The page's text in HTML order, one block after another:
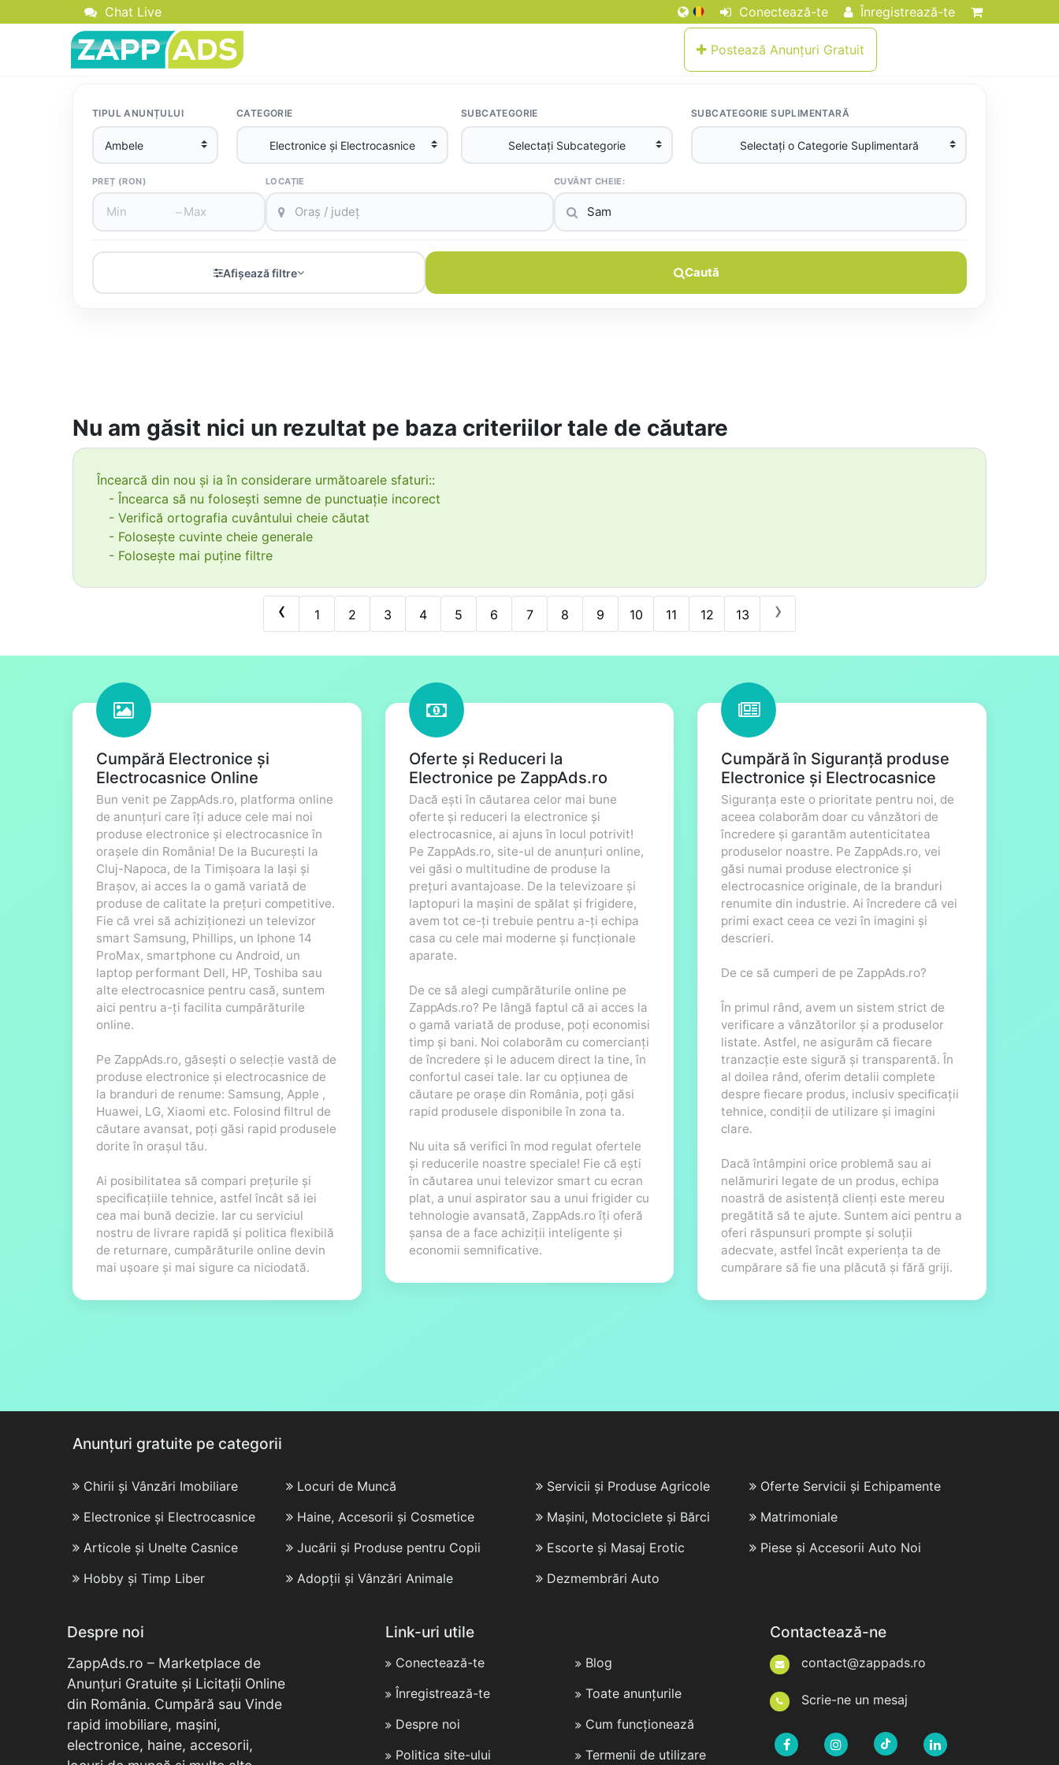
Chat Live Conectează-te Înregistrează-te
Postează Anunțuri Gratuit
TIPUL ANUNȚULUI CATEGORIE SUBCATEGORIE SUBCATEGORIE SUPLIMENTARĂ
PREȚ (RON)
–
LOCAȚIE CUVÂNT CHEIE:
Afișează filtre Caută
Nu am găsit nici un rezultat pe baza criteriilor tale de căutare
Încearcă din nou și ia în considerare următoarele sfaturi::
- Încearca să nu folosești semne de punctuație incorect
- Verifică ortografia cuvântului cheie căutat
- Folosește cuvinte cheie generale
- Folosește mai puține filtre
‹ 1 2 3 4 5 6 7 8 9 10 11 12 13 ›
Cumpără Electronice și
Electrocasnice Online
Bun venit pe ZappAds.ro, platforma online
de anunțuri care îți aduce cele mai noi
produse electronice și electrocasnice în
orașele din România! De la București la
Cluj-Napoca, de la Timișoara la Iași și
Brașov, ai acces la o gamă variată de
produse de calitate la prețuri competitive.
Fie că vrei să achiziționezi un televizor
smart Samsung, Phillips, un Iphone 14
ProMax, smartphone cu Android, un
laptop performant Dell, HP, Toshiba sau
alte electrocasnice pentru casă, suntem
aici pentru a-ți facilita cumpărăturile
online.
Pe ZappAds.ro, găsești o selecție vastă de
produse electronice și electrocasnice de
la branduri de renume: Samsung, Apple ,
Huawei, LG, Xiaomi etc. Folosind filtrul de
căutare avansat, poți găsi rapid produsele
dorite în orașul tău.
Ai posibilitatea să compari prețurile și
specificațiile tehnice, astfel încât să iei
cea mai bună decizie. Iar cu serviciul
nostru de livrare rapidă și politica flexibilă
de returnare, cumpărăturile online devin
mai ușoare și mai sigure ca niciodată.
Oferte și Reduceri la
Electronice pe ZappAds.ro
Dacă ești în căutarea celor mai bune
oferte și reduceri la electronice și
electrocasnice, ai ajuns în locul potrivit!
Pe ZappAds.ro, site-ul de anunțuri online,
vei găsi o multitudine de produse la
prețuri avantajoase. De la televizoare și
laptopuri la mașini de spălat și frigidere,
avem tot ce-ți trebuie pentru a-ți echipa
casa cu cele mai moderne și funcționale
aparate.
De ce să alegi cumpărăturile online pe
ZappAds.ro? Pe lângă faptul că ai acces la
o gamă variată de produse, poți economisi
timp și bani. Noi colaborăm cu comercianți
de încredere și le aducem direct la tine, în
confortul casei tale. Iar cu opțiunea de
căutare pe orașe din România, poți găsi
rapid produsele disponibile în zona ta.
Nu uita să verifici în mod regulat ofertele
și reducerile noastre speciale! Fie că ești
în căutarea unui televizor smart cu ecran
plat, a unui aspirator sau a unui frigider cu
tehnologie avansată, ZappAds.ro îți oferă
șansa de a face achiziții inteligente și
economii semnificative.
Cumpără în Siguranță produse
Electronice și Electrocasnice
Siguranța este o prioritate pentru noi, de
aceea colaborăm doar cu vânzători de
încredere și garantăm autenticitatea
produselor noastre. Pe ZappAds.ro, vei
găsi numai produse electronice și
electrocasnice originale, de la branduri
renumite din industrie. Ai încredere că vei
primi exact ceea ce vezi în imagini și
descrieri.
De ce să cumperi de pe ZappAds.ro?
În primul rând, avem un sistem strict de
verificare a vânzătorilor și a produselor
listate. Astfel, ne asigurăm că fiecare
tranzacție este sigură și transparentă. În
al doilea rând, oferim detalii complete
despre fiecare produs, inclusiv specificații
tehnice, condiții de utilizare și imagini
clare.
Dacă întâmpini orice problemă sau ai
nelămuriri legate de un produs, echipa
noastră de asistență clienți este mereu
pregătită să te ajute. Suntem aici pentru a
oferi răspunsuri prompte și soluții
adecvate, astfel încât experiența ta de
cumpărare să fie una plăcută și fără griji.
Anunțuri gratuite pe categorii
Chirii și Vânzări Imobiliare
Locuri de Muncă
Electronice și Electrocasnice
Haine, Accesorii și Cosmetice
Articole și Unelte Casnice
Jucării și Produse pentru Copii
Hobby și Timp Liber
Adopții și Vânzări Animale
Servicii și Produse Agricole
Oferte Servicii și Echipamente
Mașini, Motociclete și Bărci
Matrimoniale
Escorte și Masaj Erotic
Piese și Accesorii Auto Noi
Dezmembrări Auto
Despre noi
ZappAds.ro – Marketplace de
Anunțuri Gratuite și Licitații Online
din România. Cumpără sau Vinde
rapid imobiliare, mașini,
electronice, haine, accesorii,
Link-uri utile
Conectează-te
Înregistrează-te
Despre noi
Politica site-ului
Blog
Toate anunțurile
Cum funcționează
Termenii de utilizare
Contactează-ne
contact@zappads.ro
Scrie-ne un mesaj